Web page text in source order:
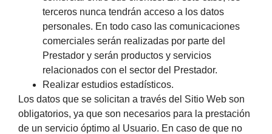
terceros nunca tendrán acceso a los datos
personales. En todo caso las comunicaciones
comerciales serán realizadas por parte del
Prestador y serán productos y servicios
relacionados con el sector del Prestador.
Realizar estudios estadísticos.
Los datos que se solicitan a través del Sitio Web son
obligatorios, ya que son necesarios para la prestación
de un servicio óptimo al Usuario. En caso de que no